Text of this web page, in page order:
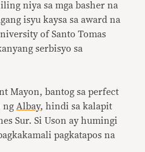
niya sa mga basher na
isyu kaysa sa award na
of Santo Tomas
serbisyo sa
Mayon, bantog sa perfect
ng Albay, hindi sa kalapit
Sur. Si Uson ay humingi
pagkatapos na